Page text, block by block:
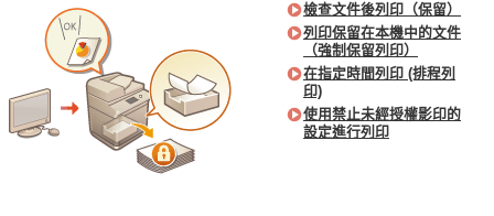
檢查文件後列印（保留）
列印保留在本機中的文件
（強制保留列印）
在指定時間列印 (排程列
印)
使用禁止未經授權影印的
設定進行列印